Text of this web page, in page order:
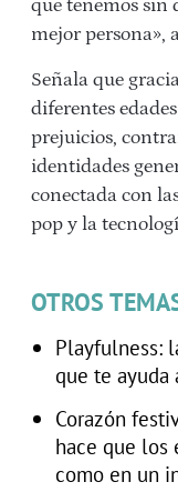
que tenemos sin
mejor persona»,
Señala que
diferentes
prejuicios,
identidades
conectada con
pop y la
OTROS
Playfulness:
que te ayuda
Corazón
hace que los
como en un